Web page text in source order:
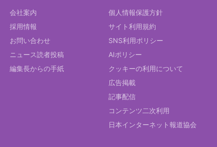
会社案内
採用情報
お問い合わせ
ニュース読者投稿
編集長からの手紙
個人情報保護方針
サイト利用規約
SNS利用ポリシー
AIポリシー
クッキーの利用について
広告掲載
記事配信
コンテンツ二次利用
日本インターネット報道協会